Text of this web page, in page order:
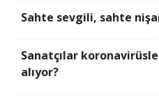
Sahte sevgili, sahte
Sanatçılar
alıyor?